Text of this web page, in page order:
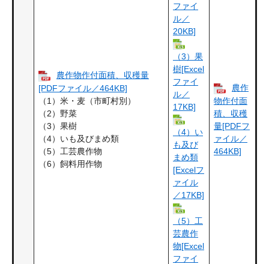
農作物作付面積、収穫量
[PDFファイル／464KB]
（1）米・麦（市町村別）
（2）野菜
（3）果樹
（4）いも及びまめ類
（5）工芸農作物
（6）飼料用作物
ファイ
ル／
20KB]
（3）果
樹[Excel
ファイ
ル／
17KB]
（4）い
も及び
まめ類
[Excelフ
ァイル
／17KB]
（5）工
芸農作
物[Excel
ファイ
農作
物作付面
積、収穫
量[PDFフ
ァイル／
464KB]